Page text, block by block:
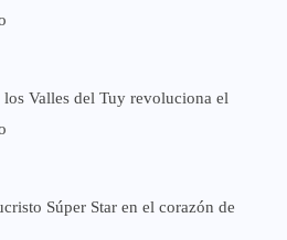
Valles del Tuy revoluciona el
Súper Star en el corazón de